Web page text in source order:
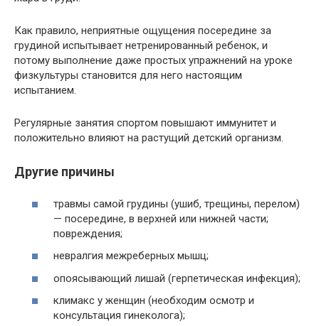
Как правило, неприятные ощущения посередине за
грудиной испытывает нетренированный ребенок, и
потому выполнение даже простых упражнений на уроке
физкультуры становится для него настоящим
испытанием.
Регулярные занятия спортом повышают иммунитет и
положительно влияют на растущий детский организм.
Другие причины
травмы самой грудины (ушиб, трещины, перелом)
— посередине, в верхней или нижней части;
повреждения;
невралгия межреберных мышц;
опоясывающий лишай (герпетическая инфекция);
климакс у женщин (необходим осмотр и
консультация гинеколога);